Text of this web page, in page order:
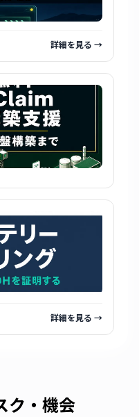
詳細を見る →
詳細を見る →
ク・機会